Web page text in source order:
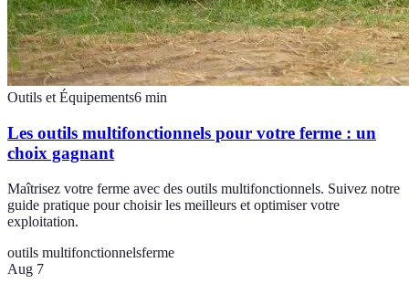
Outils et Équipements6 min
Les outils multifonctionnels pour votre ferme : un
choix gagnant
Maîtrisez votre ferme avec des outils multifonctionnels. Suivez notre
guide pratique pour choisir les meilleurs et optimiser votre
exploitation.
outils multifonctionnelsferme
Aug 7